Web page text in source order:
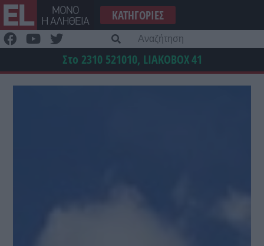
Μετάβαση
στο
περιεχόμενο
ΚΑΤΗΓΟΡΊΕΣ
Στο 2310 521010, LIAKOBOX41